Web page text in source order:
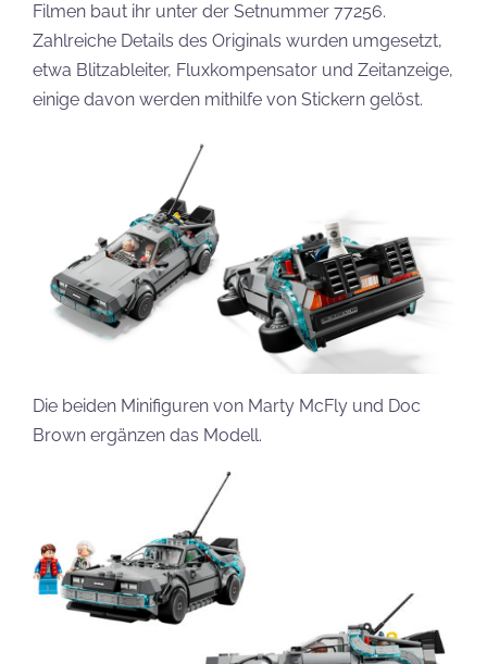
Filmen baut ihr unter der Setnummer 77256.
Zahlreiche Details des Originals wurden umgesetzt,
etwa Blitzableiter, Fluxkompensator und Zeitanzeige,
einige davon werden mithilfe von Stickern gelöst.
Die beiden Minifiguren von Marty McFly und Doc
Brown ergänzen das Modell.